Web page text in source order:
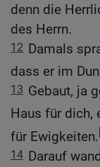
denn die
des Herrn.
12 Damals
dass er im
13 Gebaut, ja
Haus für dich,
für Ewigkeiten.
14 Darauf